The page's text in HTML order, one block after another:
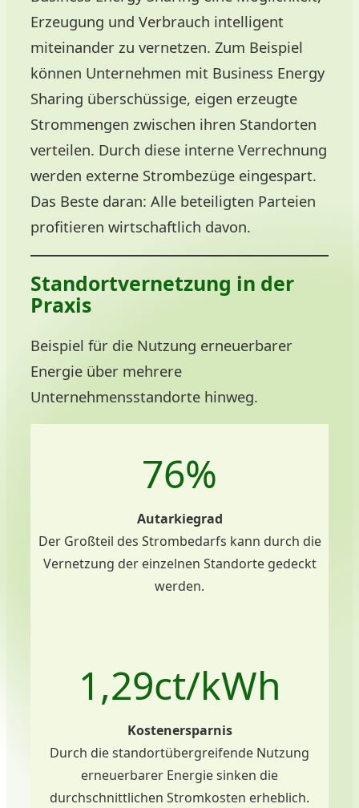
Erzeugung und Verbrauch intelligent
miteinander zu vernetzen. Zum Beispiel
können Unternehmen mit Business Energy
Sharing überschüssige, eigen erzeugte
Strommengen zwischen ihren Standorten
verteilen. Durch diese interne Verrechnung
werden externe Strombezüge eingespart.
Das Beste daran: Alle beteiligten Parteien
profitieren wirtschaftlich davon.
Standortvernetzung in der
Praxis
Beispiel für die Nutzung erneuerbarer
Energie über mehrere
Unternehmensstandorte hinweg.
76%
Autarkiegrad
Der Großteil des Strombedarfs kann durch die
Vernetzung der einzelnen Standorte gedeckt
werden.
1,29ct/kWh
Kostenersparnis
Durch die standortübergreifende Nutzung
erneuerbarer Energie sinken die
durchschnittlichen Stromkosten erheblich.